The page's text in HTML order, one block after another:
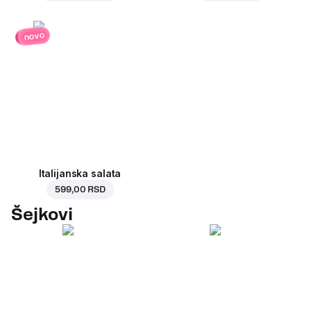
novo
Italijanska salata
599,00 RSD
Šejkovi